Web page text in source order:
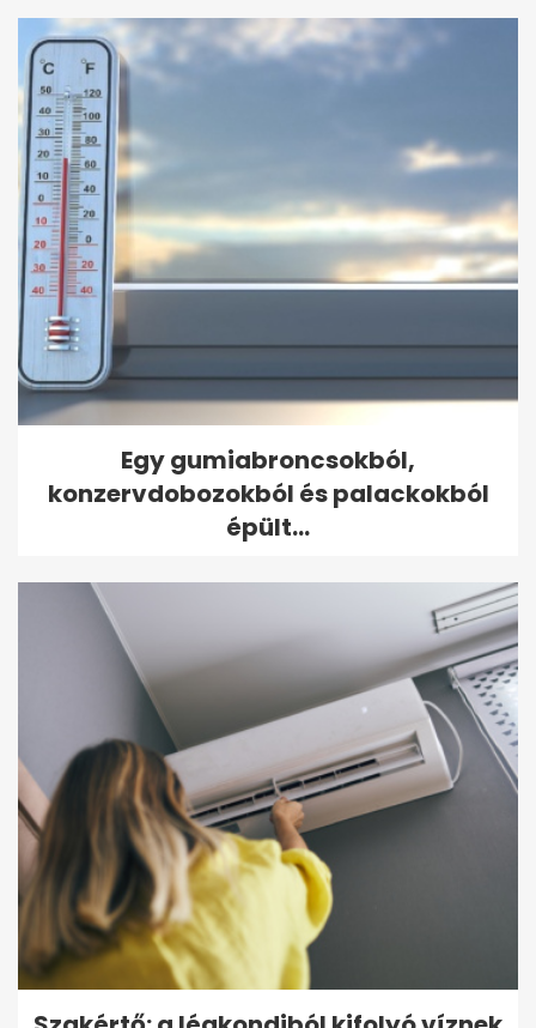
Egy gumiabroncsokból,
konzervdobozokból és palackokból
épült...